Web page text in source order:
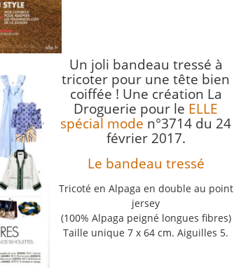
Un joli bandeau tressé à
tricoter pour une tête bien
coiffée ! Une création La
Droguerie pour le ELLE
spécial mode n°3714 du 24
février 2017.
Le bandeau tressé
Tricoté en Alpaga en double au point
jersey
(100% Alpaga peigné longues fibres)
Taille unique 7 x 64 cm. Aiguilles 5.